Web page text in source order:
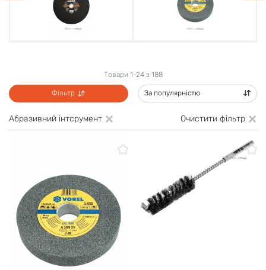
Товари 1-24 з 188
Фільтр За популярністю
Абразивний інтсрумент Очистити фільтр